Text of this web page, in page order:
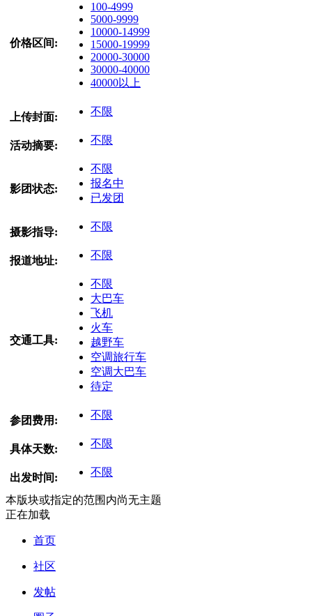
价格区间:
100-4999
5000-9999
10000-14999
15000-19999
20000-30000
30000-40000
40000以上
上传封面: 不限
活动摘要: 不限
影团状态:
不限
报名中
已发团
摄影指导: 不限
报道地址: 不限
交通工具:
不限
大巴车
飞机
火车
越野车
空调旅行车
空调大巴车
待定
参团费用: 不限
具体天数: 不限
出发时间: 不限
本版块或指定的范围内尚无主题
正在加载
首页
社区
发帖